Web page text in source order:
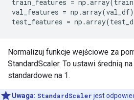
train_features = np .array(
val_features = np .array(val_df)
test_features = np .array(
Normalizuj funkcje wejściowe za
StandardScaler. To ustawi średnią
standardowe na 1.
Uwaga: StandardScaler jest